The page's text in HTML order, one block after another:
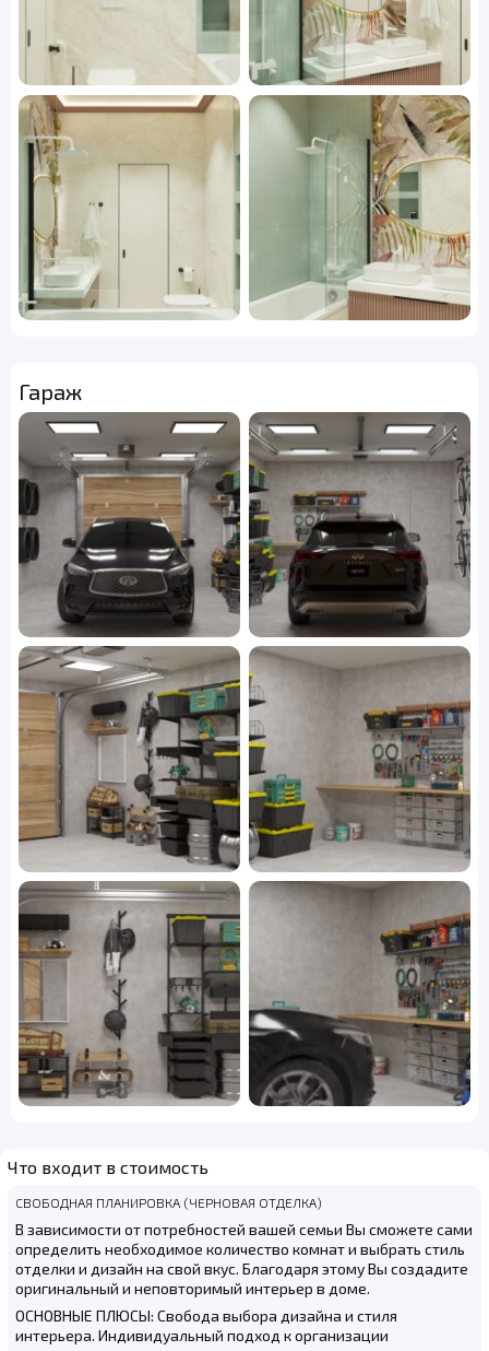
Гараж
Что входит в стоимость
СВОБОДНАЯ ПЛАНИРОВКА (ЧЕРНОВАЯ ОТДЕЛКА)
В зависимости от потребностей вашей семьи Вы сможете сами
определить необходимое количество комнат и выбрать стиль
отделки и дизайн на свой вкус. Благодаря этому Вы создадите
оригинальный и неповторимый интерьер в доме.
ОСНОВНЫЕ ПЛЮСЫ: Свобода выбора дизайна и стиля
интерьера. Индивидуальный подход к организации